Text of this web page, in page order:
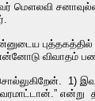
மௌலவி
என்னோடு
1)